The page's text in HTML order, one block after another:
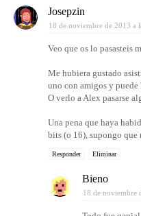
Josepzin
18 de noviembre de 2013 a
Veo que os lo pasasteis
Me hubiera gustado
uno con amigos y puede
O verlo a Alex pasarse
Una pena que haya
bits (o 16), supongo que
Responder Eliminar
Bieno
18 de noviembre